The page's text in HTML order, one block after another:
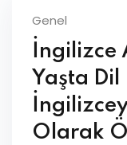
Genel
İngilizce
Yaşta
Olarak
Remember